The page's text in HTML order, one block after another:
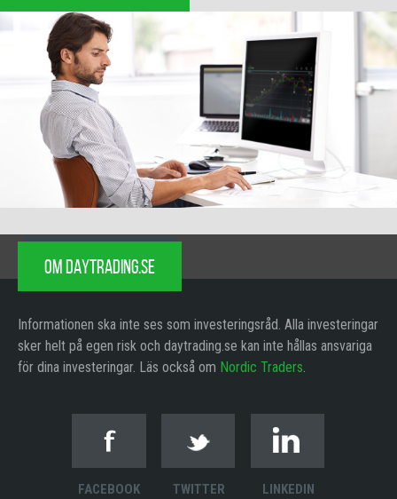
OM DAYTRADING.SE
Informationen ska inte ses som investeringsråd. Alla investeringar
sker helt på egen risk och daytrading.se kan inte hållas ansvariga
för dina investeringar. Läs också om Nordic Traders
FACEBOOK TWITTER LINKEDIN